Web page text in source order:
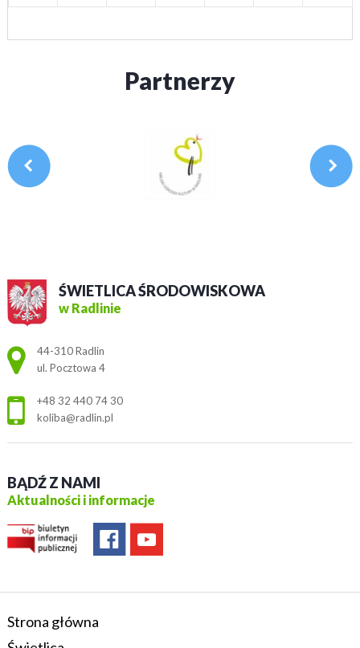
Partnerzy
ŚWIETLICA ŚRODOWISKOWA
w Radlinie
Adres pocztowy:
44-310 Radlin
ul. Pocztowa 4
+48 32 440 74 30
koliba@radlin.pl
BĄDŹ Z NAMI
Aktualności i informacje
Strona główna